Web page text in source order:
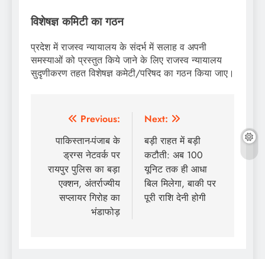
विशेषज्ञ कमिटी का गठन
प्रदेश में राजस्व न्यायालय के संदर्भ में सलाह व अपनी
समस्याओं को प्रस्तुत किये जाने के लिए राजस्व न्यायालय
सुदृणीकरण तहत विशेषज्ञ कमेटी/परिषद का गठन किया जाए।
Post
navigation
Previous:
पाकिस्तान-पंजाब के
ड्रग्स नेटवर्क पर
रायपुर पुलिस का बड़ा
एक्शन, अंतर्राज्यीय
सप्लायर गिरोह का
भंडाफोड़
Next:
बड़ी राहत में बड़ी
कटौती: अब 100
यूनिट तक ही आधा
बिल मिलेगा, बाकी पर
पूरी राशि देनी होगी